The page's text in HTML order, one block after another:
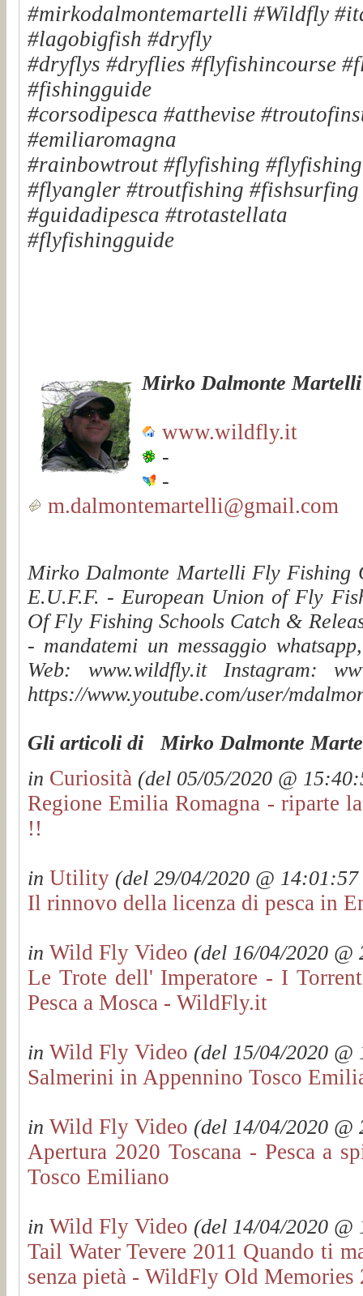
#mirkodalmontemartelli #Wildfly
#lagobigfish #dryfly
#dryflys #dryflies #flyfishincourse
#fishingguide
#corsodipesca #atthevise
#emiliaromagna
#rainbowtrout #flyfishing
#flyangler #troutfishing
#guidadipesca #trotastellata
#flyfishingguide
Mirko Dalmonte Martelli
www.wildfly.it
-
-
m.dalmontemartelli@gmail.com
Mirko Dalmonte Martelli Fly
E.U.F.F. - European Union of Fly
Of Fly Fishing Schools Catch &
- mandatemi un messaggio
Web: www.wildfly.it Instagram:
https://www.youtube.com/user/
Gli articoli di Mirko Dalmonte
in Curiosità (del 05/05/2020 @
Regione Emilia Romagna - riparte
!!
in Utility (del 29/04/2020 @
Il rinnovo della licenza di pesca in
in Wild Fly Video (del 16/04/2020
Le Trote dell' Imperatore - I
Pesca a Mosca - WildFly.it
in Wild Fly Video (del 15/04/2020
Salmerini in Appennino Tosco
in Wild Fly Video (del 14/04/2020
Apertura 2020 Toscana - Pesca a
Tosco Emiliano
in Wild Fly Video (del 14/04/2020
Tail Water Tevere 2011 Quando ti
senza pietà - WildFly Old Memories